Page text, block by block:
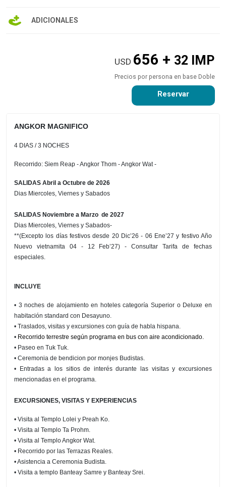
ADICIONALES
USD 656 + 32 IMP
Precios por persona en base Doble
Reservar
4 DIAS / 3 NOCHES
Recorrido: Siem Reap - Angkor Thom - Angkor Wat -
SALIDAS Abril a Octubre de 2026
Dias Miercoles, Viernes y Sabados
SALIDAS Noviembre a Marzo de 2027
Dias Miercoles, Viernes y Sabados-
**(Excepto los días festivos desde 20 Dic’26 - 06 Ene’27 y festivo Año
Nuevo vietnamita 04 - 12 Feb’27) - Consultar Tarifa de fechas
especiales.
INCLUYE
• 3 noches de alojamiento en hoteles categoría Superior o Deluxe en
habitación standard con Desayuno.
• Traslados, visitas y excursiones con guía de habla hispana.
• Recorrido terrestre según programa en bus con aire acondicionado.
• Paseo en Tuk Tuk.
• Ceremonia de bendicion por monjes Budistas.
• Entradas a los sitios de interés durante las visitas y excursiones
mencionadas en el programa.
EXCURSIONES, VISITAS Y EXPERIENCIAS
• Visita al Templo Lolei y Preah Ko.
• Visita al Templo Ta Prohm.
• Visita al Templo Angkor Wat.
• Recorrido por las Terrazas Reales.
• Asistencia a Ceremonia Budista.
• Visita a templo Banteay Samre y Banteay Srei.